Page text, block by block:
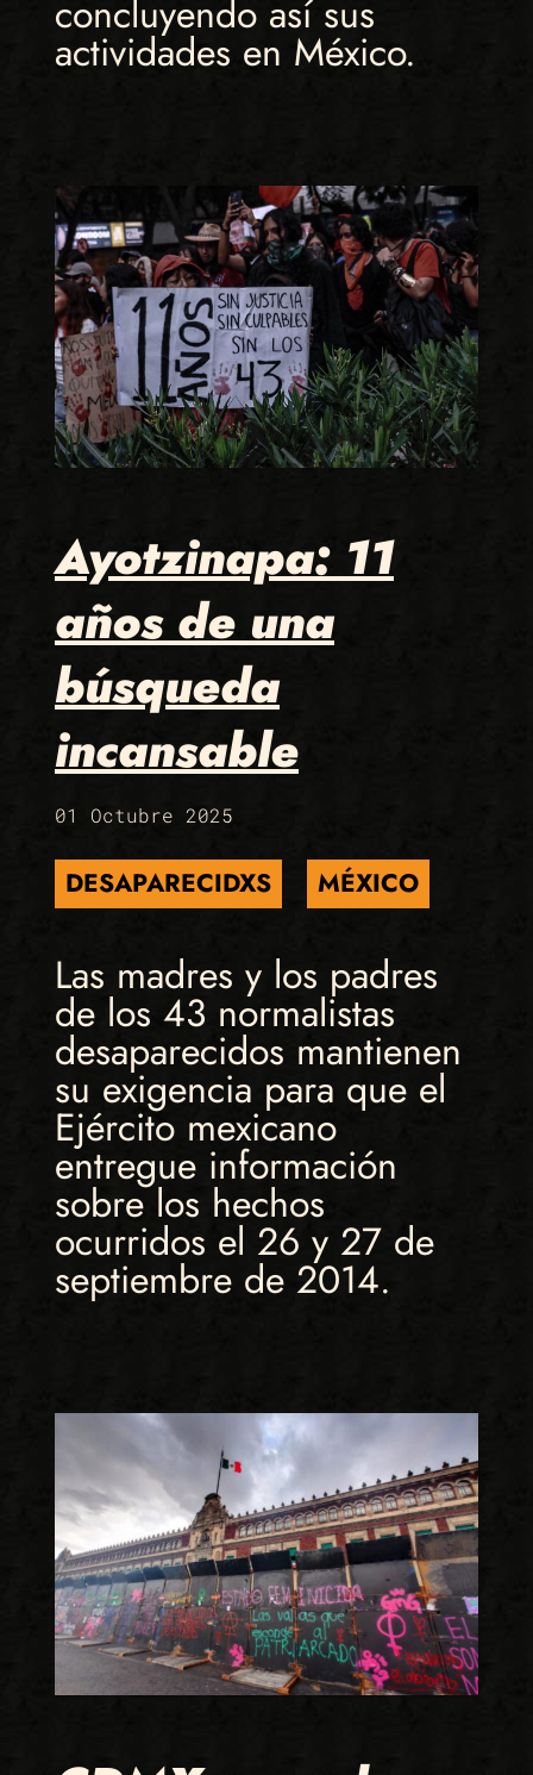
concluyendo así sus
actividades en México.
Ayotzinapa: 11
años de una
búsqueda
incansable
01 Octubre 2025
DESAPARECIDXS MÉXICO
Las madres y los padres
de los 43 normalistas
desaparecidos mantienen
su exigencia para que el
Ejército mexicano
entregue información
sobre los hechos
ocurridos el 26 y 27 de
septiembre de 2014.